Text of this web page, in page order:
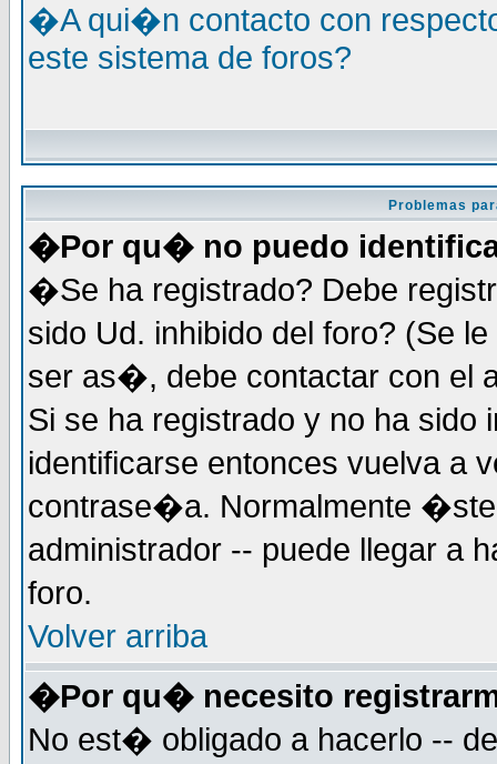
�A qui�n contacto con
este sistema de foros?
Problemas
�Por qu� no puedo
�Se ha registrado? Debe
sido Ud. inhibido del foro? (Se
ser as�, debe contactar con el
Si se ha registrado y no ha
identificarse entonces vuelva a
contrase�a. Normalmente
administrador -- puede llegar a
foro.
Volver arriba
�Por qu� necesito
No est� obligado a hacerlo --